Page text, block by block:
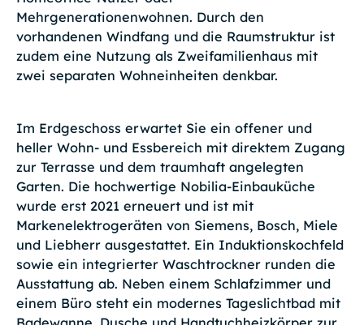
Mehrgenerationenwohnen. Durch den
vorhandenen Windfang und die Raumstruktur ist
zudem eine Nutzung als Zweifamilienhaus mit
zwei separaten Wohneinheiten denkbar.
Im Erdgeschoss erwartet Sie ein offener und
heller Wohn- und Essbereich mit direktem Zugang
zur Terrasse und dem traumhaft angelegten
Garten. Die hochwertige Nobilia-Einbauküche
wurde erst 2021 erneuert und ist mit
Markenelektrogeräten von Siemens, Bosch, Miele
und Liebherr ausgestattet. Ein Induktionskochfeld
sowie ein integrierter Waschtrockner runden die
Ausstattung ab. Neben einem Schlafzimmer und
einem Büro steht ein modernes Tageslichtbad mit